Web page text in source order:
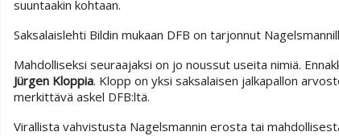
suuntaakin kohtaan.
Saksalaislehti Bildin mukaan DFB on tarjonnut
Mahdolliseksi seuraajaksi on jo noussut useita nimiä.
Jürgen Kloppia. Klopp on yksi saksalaisen jalkapallon
merkittävä askel DFB:ltä.
Virallista vahvistusta Nagelsmannin erosta tai